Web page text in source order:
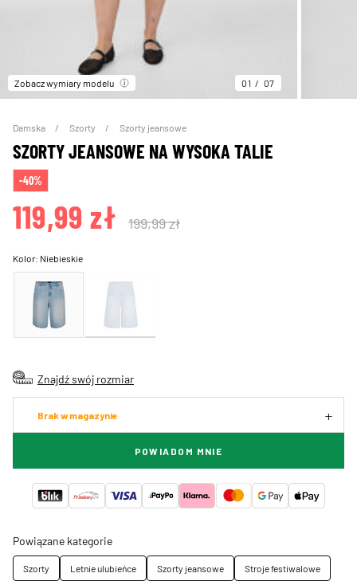
Zobacz wymiary modelu 01 07
Damska Szorty Szorty jeansowe
SZORTY JEANSOWE NA WYSOKA TALIE
-40%
119,99 zł 199,99 zł
Kolor: Niebieskie
Znajdź swój rozmiar
Brak w magazynie
POWIADOM MNIE
Powiązane kategorie
Szorty Letnie ulubieńce Szorty jeansowe Stroje festiwalowe